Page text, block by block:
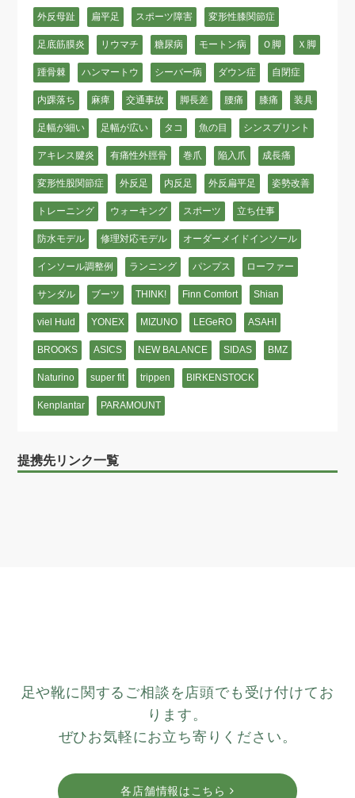
外反母趾 扁平足 スポーツ障害 変形性膝関節症
足底筋膜炎 リウマチ 糖尿病 モートン病 Ｏ脚 Ｘ脚
踵骨棘 ハンマートウ シーバー病 ダウン症 自閉症
内踝落ち 麻痺 交通事故 脚長差 腰痛 膝痛 装具
足幅が細い 足幅が広い タコ 魚の目 シンスプリント
アキレス腱炎 有痛性外脛骨 巻爪 陥入爪 成長痛
変形性股関節症 外反足 内反足 外反扁平足 姿勢改善
トレーニング ウォーキング スポーツ 立ち仕事
防水モデル 修理対応モデル オーダーメイドインソール
インソール調整例 ランニング パンプス ローファー
サンダル ブーツ THINK! Finn Comfort Shian
viel Huld YONEX MIZUNO LEGeRO ASAHI
BROOKS ASICS NEW BALANCE SIDAS BMZ
Naturino super fit trippen BIRKENSTOCK
Kenplantar PARAMOUNT
提携先リンク一覧
足や靴に関するご相談を店頭でも受け付けてお
ります。
ぜひお気軽にお立ち寄りください。
各店舗情報はこちら